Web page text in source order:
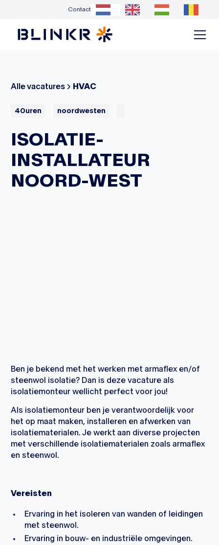
Contact
Alle vacatures HVAC
40uren noordwesten
ISOLATIE-
INSTALLATEUR
NOORD-WEST
Ben je bekend met het werken met armaflex en/of
steenwol isolatie? Dan is deze vacature als
isolatiemonteur wellicht perfect voor jou!
Als isolatiemonteur ben je verantwoordelijk voor
het op maat maken, installeren en afwerken van
isolatiematerialen. Je werkt aan diverse projecten
met verschillende isolatiematerialen zoals armaflex
en steenwol.
Vereisten
Ervaring in het isoleren van wanden of leidingen
met steenwol.
Ervaring in bouw- en industriële omgevingen.